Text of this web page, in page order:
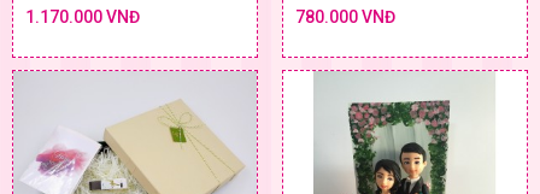
1.170.000 VNĐ 780.000 VNĐ